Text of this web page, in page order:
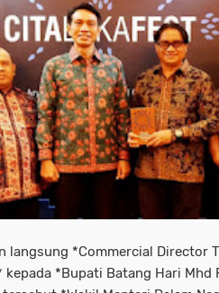
langsung *Commercial Director
*Bupati Batang Hari Mhd